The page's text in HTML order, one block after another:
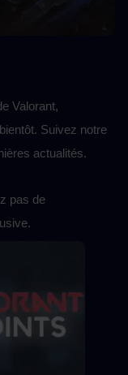
Valorant,
actualités.
pas de